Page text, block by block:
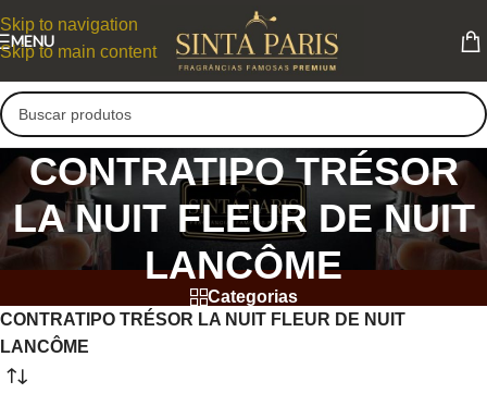
Skip to navigation
Skip to main content
MENU
CONTRATIPO TRÉSOR
LA NUIT FLEUR DE NUIT
LANCÔME
Categorias
CONTRATIPO TRÉSOR LA NUIT FLEUR DE NUIT
LANCÔME